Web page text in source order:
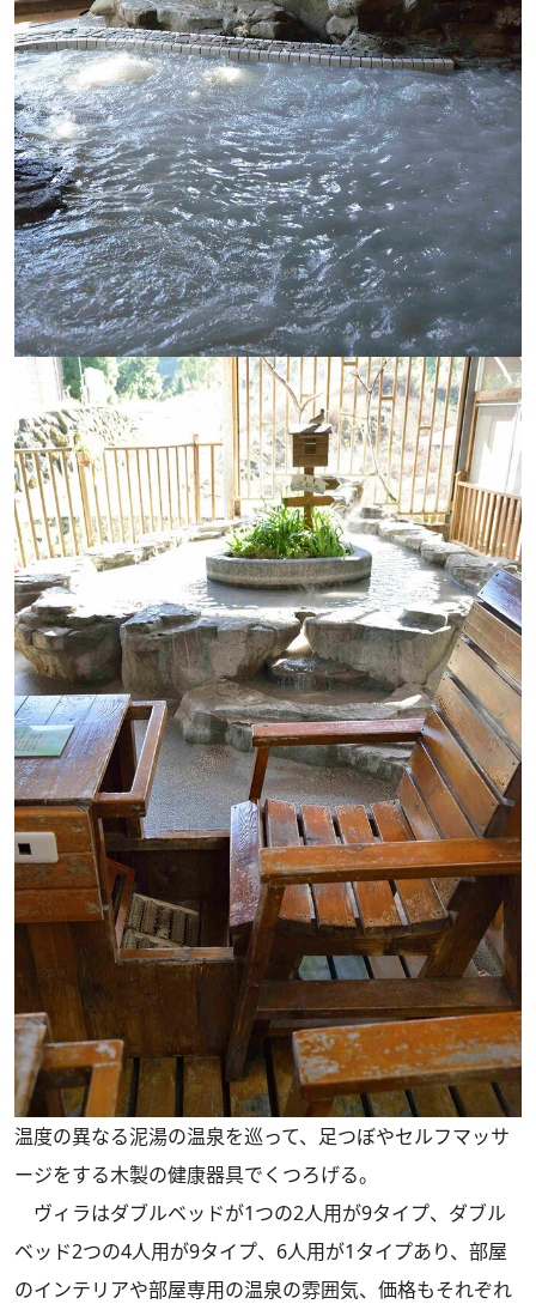
温度の異なる泥湯の温泉を巡って、足つぼやセルフマッサ
ージをする木製の健康器具でくつろげる。
ヴィラはダブルベッドが1つの2人用が9タイプ、ダブル
ベッド2つの4人用が9タイプ、6人用が1タイプあり、部屋
のインテリアや部屋専用の温泉の雰囲気、価格もそれぞれ